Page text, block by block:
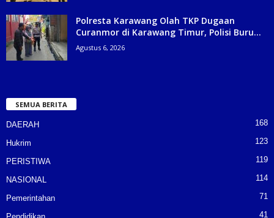
Polresta Karawang Olah TKP Dugaan
Curanmor di Karawang Timur, Polisi Buru...
Agustus 6, 2026
SEMUA BERITA
DAERAH 168
Hukrim 123
PERISTIWA 119
NASIONAL 114
Pemerintahan 71
41